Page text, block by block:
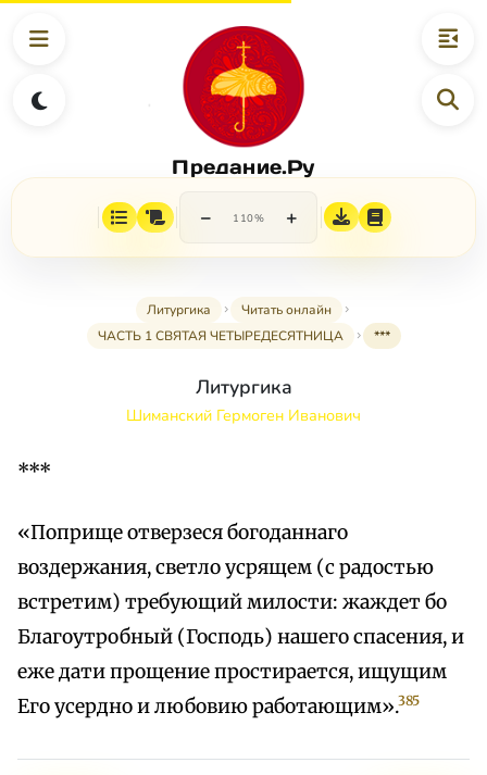
Предание.Ру
− 110% +
Литургика
Читать онлайн
ЧАСТЬ 1 СВЯТАЯ ЧЕТЫРЕДЕСЯТНИЦА
***
Литургика
Шиманский Гермоген Иванович
***
«Поприще отверзеся богоданнаго
воздержания, светло усрящем (с радостью
встретим) требующий милости: жаждет бо
Благоутробный (Господь) нашего спасения, и
еже дати прощение простирается, ищущим
Его усердно и любовию работающим».385